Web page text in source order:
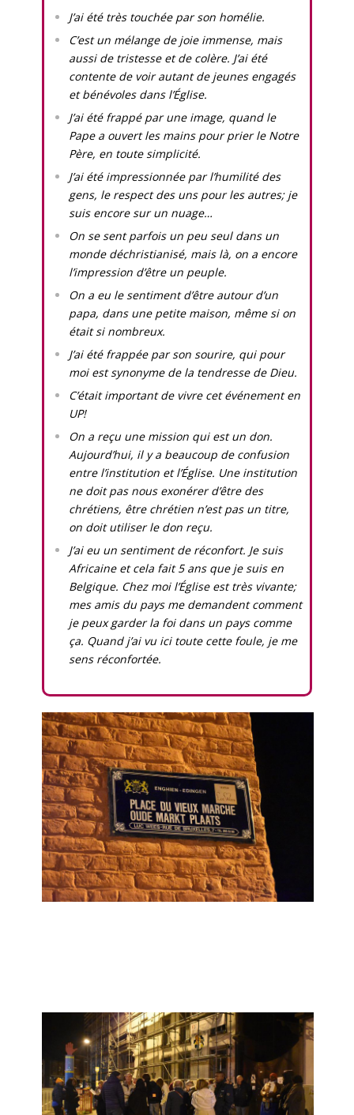
J’ai été très touchée par son homélie.
C’est un mélange de joie immense, mais
aussi de tristesse et de colère. J’ai été
contente de voir autant de jeunes engagés
et bénévoles dans l’Église.
J’ai été frappé par une image, quand le
Pape a ouvert les mains pour prier le Notre
Père, en toute simplicité.
J’ai été impressionnée par l’humilité des
gens, le respect des uns pour les autres; je
suis encore sur un nuage…
On se sent parfois un peu seul dans un
monde déchristianisé, mais là, on a encore
l’impression d’être un peuple.
On a eu le sentiment d’être autour d’un
papa, dans une petite maison, même si on
était si nombreux.
J’ai été frappée par son sourire, qui pour
moi est synonyme de la tendresse de Dieu.
C’était important de vivre cet événement en
UP!
On a reçu une mission qui est un don.
Aujourd’hui, il y a beaucoup de confusion
entre l’institution et l’Église. Une institution
ne doit pas nous exonérer d’être des
chrétiens, être chrétien n’est pas un titre,
on doit utiliser le don reçu.
J’ai eu un sentiment de réconfort. Je suis
Africaine et cela fait 5 ans que je suis en
Belgique. Chez moi l’Église est très vivante;
mes amis du pays me demandent comment
je peux garder la foi dans un pays comme
ça. Quand j’ai vu ici toute cette foule, je me
sens réconfortée.